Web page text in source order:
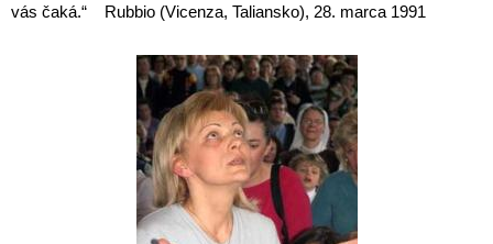
vás čaká.“ Rubbio (Vicenza, Taliansko), 28. marca 1991